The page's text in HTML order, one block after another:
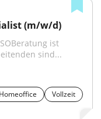
(m/w/d)
ist
sind...
Homeoffice
Vollzeit